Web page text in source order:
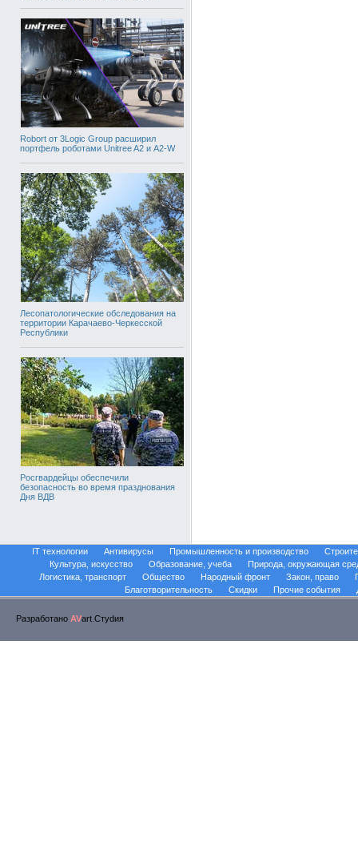
Robort от 3Logic Group расширил
портфель роботами Unitree A2 и A2-W
Лесопатологические обследования на
территории Карачаево-Черкесской
Республики
Росгвардейцы обеспечили
безопасность во время празднования
Дня ВДВ
IT технологии Антивирусы Промышленность и производство
Культура, искусство
Образование, учеба
Природа, окружающая
Логистика, транспорт
Общество Народный фронт Закон, право
Благотворительность
Скидки Прочие события
Разработано AVart.Стуdия